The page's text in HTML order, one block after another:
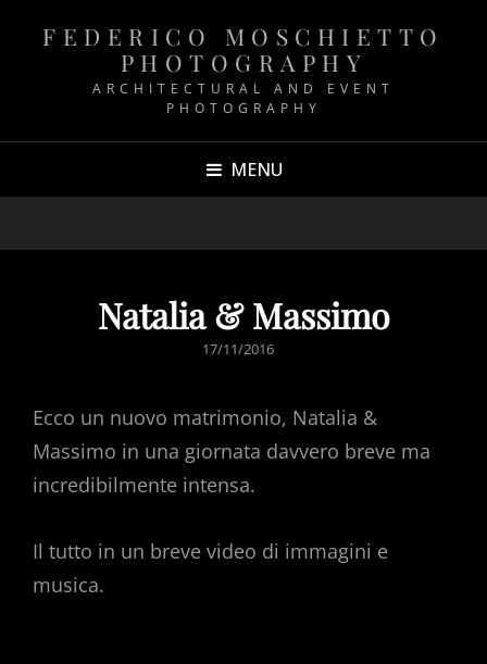
FEDERICO MOSCHIETTO
PHOTOGRAPHY
ARCHITECTURAL AND EVENT
PHOTOGRAPHY
MENU
Natalia & Massimo
POSTED
17/11/2016
Ecco un nuovo matrimonio, Natalia &
Massimo in una giornata davvero breve ma
incredibilmente intensa.
Il tutto in un breve video di immagini e
musica.